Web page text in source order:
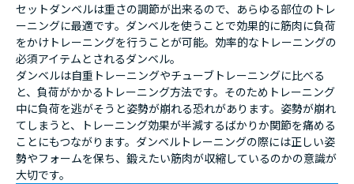
セットダンベルは重さの調節が出来るので、あらゆる部位のトレ
ーニングに最適です。ダンベルを使うことで効果的に筋肉に負荷
をかけトレーニングを行うことが可能。効率的なトレーニングの
必須アイテムとされるダンベル。
ダンベルは自重トレーニングやチューブトレーニングに比べる
と、負荷がかかるトレーニング方法です。そのためトレーニング
中に負荷を逃がそうと姿勢が崩れる恐れがあります。姿勢が崩れ
てしまうと、トレーニング効果が半減するばかりか関節を痛める
ことにもつながります。ダンベルトレーニングの際には正しい姿
勢やフォームを保ち、鍛えたい筋肉が収縮しているのかの意識が
大切です。